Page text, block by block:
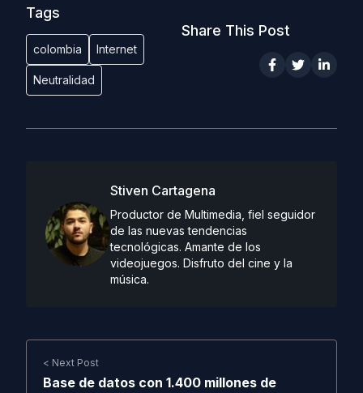
Tags
colombia Internet
Neutralidad
Share This Post
Stiven Cartagena
Productor de Multimedia, fiel seguidor
de las nuevas tendencias
tecnológicas. Amante de los
videojuegos. Disfruto del cine y la
música.
< Next Post
Base de datos con 1.400 millones de